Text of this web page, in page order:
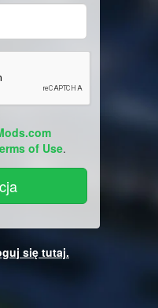
of Use.
się tutaj.